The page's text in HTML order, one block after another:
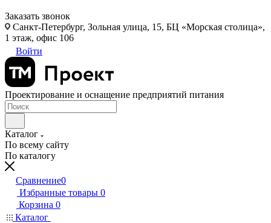
Заказать звонок
Санкт-Петербург, Зольная улица, 15, БЦ «Морская столица»,
1 этаж, офис 106
Войти
Проектирование и оснащение предприятий питания
Каталог
По всему сайту
По каталогу
Сравнение0
Избранные товары 0
Корзина 0
Каталог